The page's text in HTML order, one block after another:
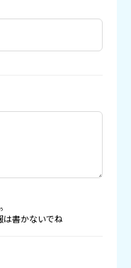
は書かないでね